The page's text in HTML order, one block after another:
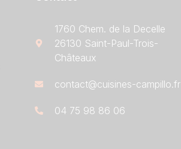
1760 Chem. de la Decelle
26130 Saint-Paul-Trois-
Châteaux
contact@cuisines-campillo.fr
04 75 98 86 06